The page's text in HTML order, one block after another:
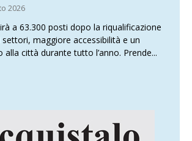
2026
a 63.300 posti dopo la riqualificazione
maggiore accessibilità e un
città durante tutto l’anno. Prende...